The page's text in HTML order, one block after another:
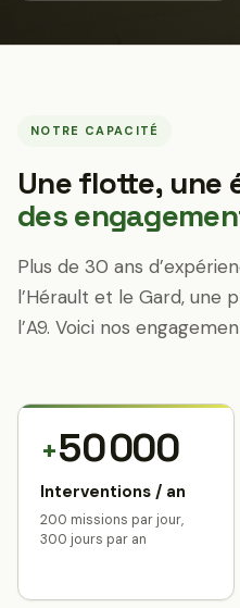
NOTRE CAPACITÉ
Une flotte, une
des
Plus de 30 ans
l’Hérault et le Gard, une
l’A9. Voici nos
+50 000
Interventions / an
200 missions par jour,
300 jours par an